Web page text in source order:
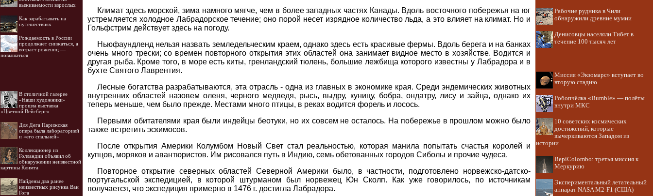
выживаемости взрослых
Как зарабатывать на
путешествиях
Рождаемость в России
продолжает снижаться, а
возраст рожениц —
повышаться
В столичной галерее
«Наши художники»
прошла выставка
«Цветной Вейсберг»
Для Дега Парижская
опера была лабораторией
и «его спальней»
Коллекционер из
Голландии объявил об
обнаружении неизвестной
картины Климта
Найдены два ранее
неизвестных рисунка Ван
Гога
Климат здесь морской, зима намного мягче, чем в более западных частях Канады. Вдоль восточного побережья на юг
устремляется холодное Лабрадорское течение; оно порой несет изрядное количество льда, а это влияет на климат. Но и
Гольфстрим действует здесь на погоду.
Ньюфаундленд нельзя назвать земледельческим краем, однако здесь есть красивые фермы. Вдоль берега и на банках
очень много трески; со времен повторного открытия этих областей она занимает видное место в хозяйстве. Водится и
другая рыба. Кроме того, в море есть киты, гренландский тюлень, большие лежбища которого известны у Лабрадора и в
бухте Святого Лаврентия.
Лесные богатства разрабатываются, эта отрасль - одна из главных в экономике края. Среди эндемических животных
внутренних областей назовем оленя, черного медведя, рысь, выдру, куницу, бобра, ондатру, лису и зайца, однако их
теперь меньше, чем было прежде. Местами много птицы, в реках водится форель и лосось.
Первыми обитателями края были индейцы беотуки, но их совсем не осталось. На побережье в прошлом можно было
также встретить эскимосов.
После открытия Америки Колумбом Новый Свет стал реальностью, которая манила попытать счастья королей и
купцов, моряков и авантюристов. Им рисовался путь в Индию, семь обетованных городов Сиболы и прочие чудеса.
Повторное открытие северных областей Северной Америки было, в частности, подготовлено норвежско-датско-
португальской экспедицией, в которой штурманом был норвежец Юн Сколп. Как уже говорилось, по источникам
получается, что экспедиция примерно в 1476 г. достигла Лабрадора.
Рабочие рудника в Чили
обнаружили древние мумии
Денисовцы населяли Тибет в
течение 100 тысяч лет
Миссия «Экзомарс» вступает во
вторую стадию
Робопчёлка «Bumble» — полёты
внутри МКС
10 советских космических
достижений, которые
вычеркиваются Западом из
истории
BepiColombo: третья миссия к
Меркурию
Экспериментальный летательный
аппарат NASA M2-F1 (США)